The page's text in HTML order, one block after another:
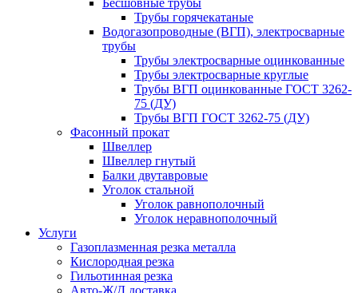
Бесшовные трубы
Трубы горячекатаные
Водогазопроводные (ВГП), электросварные
трубы
Трубы электросварные оцинкованные
Трубы электросварные круглые
Трубы ВГП оцинкованные ГОСТ 3262-
75 (ДУ)
Трубы ВГП ГОСТ 3262-75 (ДУ)
Фасонный прокат
Швеллер
Швеллер гнутый
Балки двутавровые
Уголок стальной
Уголок равнополочный
Уголок неравнополочный
Услуги
Газоплазменная резка металла
Кислородная резка
Гильотинная резка
Авто-Ж/Д доставка